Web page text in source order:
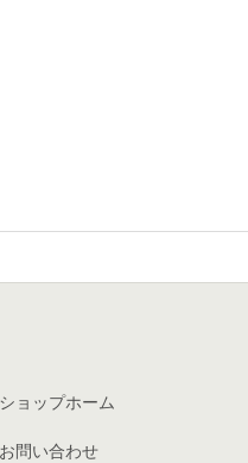
ショップホーム
お問い合わせ